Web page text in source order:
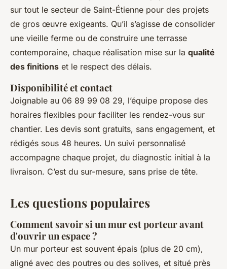
sur tout le secteur de Saint-Étienne pour des projets
de gros œuvre exigeants. Qu’il s’agisse de consolider
une vieille ferme ou de construire une terrasse
contemporaine, chaque réalisation mise sur la qualité
des finitions et le respect des délais.
Disponibilité et contact
Joignable au 06 89 99 08 29, l’équipe propose des
horaires flexibles pour faciliter les rendez-vous sur
chantier. Les devis sont gratuits, sans engagement, et
rédigés sous 48 heures. Un suivi personnalisé
accompagne chaque projet, du diagnostic initial à la
livraison. C’est du sur-mesure, sans prise de tête.
Les questions populaires
Comment savoir si un mur est porteur avant
d'ouvrir un espace ?
Un mur porteur est souvent épais (plus de 20 cm),
aligné avec des poutres ou des solives, et situé près